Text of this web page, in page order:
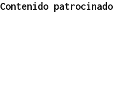
Contenido patrocinado